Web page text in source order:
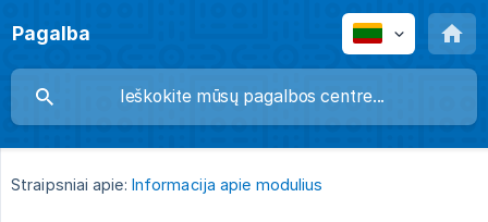
Pagalba
Straipsniai apie: Informacija apie modulius